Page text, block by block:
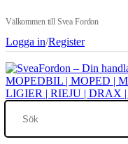
Välkommen till Svea Fordon
Logga in/Register